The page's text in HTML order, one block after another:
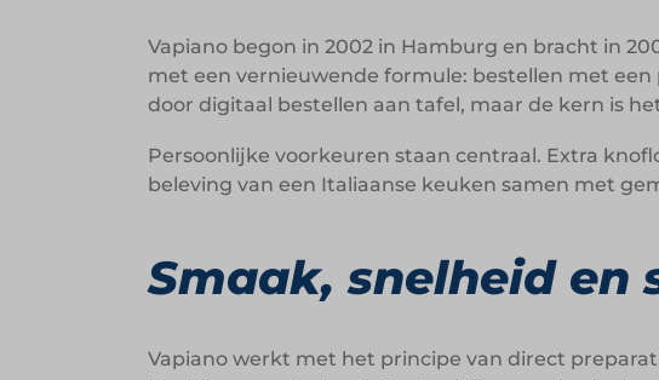
Vapiano begon in 2002 in Hamburg en bracht in
met een vernieuwende formule: bestellen met
door digitaal bestellen aan tafel, maar de kern is
Persoonlijke voorkeuren staan centraal. Extra
beleving van een Italiaanse keuken samen met
Smaak, snelheid en
Vapiano werkt met het principe van direct